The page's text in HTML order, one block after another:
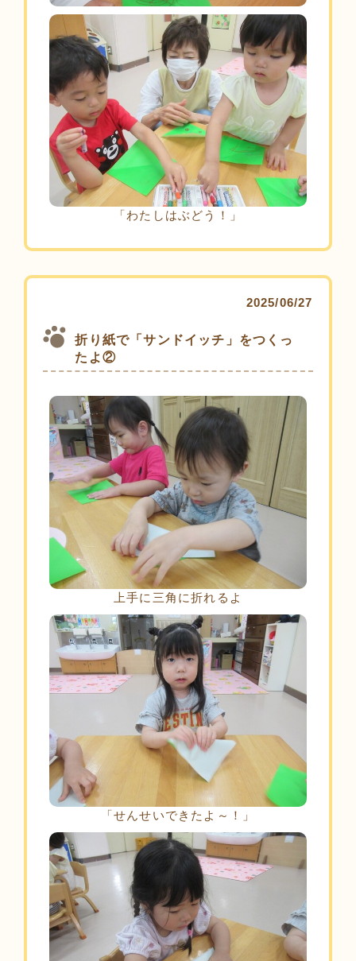
「わたしはぶどう！」
2025/06/27
折り紙で「サンドイッチ」をつくっ
たよ②
上手に三角に折れるよ
「せんせいできたよ～！」